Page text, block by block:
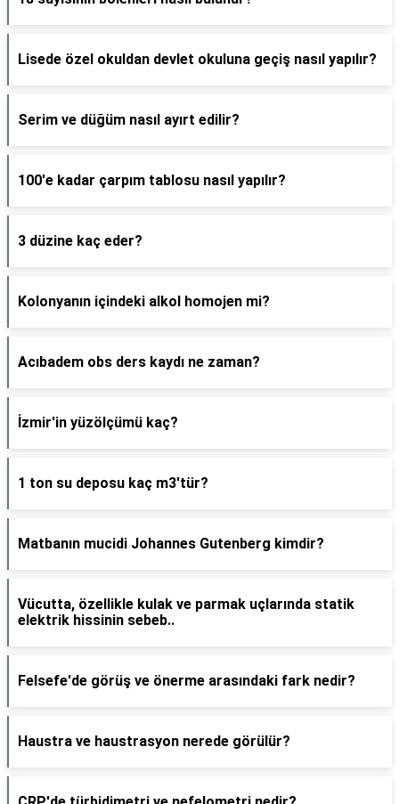
Lisede özel okuldan devlet okuluna geçiş nasıl yapılır?
Serim ve düğüm nasıl ayırt edilir?
100'e kadar çarpım tablosu nasıl yapılır?
3 düzine kaç eder?
Kolonyanın içindeki alkol homojen mi?
Acıbadem obs ders kaydı ne zaman?
İzmir'in yüzölçümü kaç?
1 ton su deposu kaç m3'tür?
Matbanın mucidi Johannes Gutenberg kimdir?
Vücutta, özellikle kulak ve parmak uçlarında statik
elektrik hissinin sebeb..
Felsefe'de görüş ve önerme arasındaki fark nedir?
Haustra ve haustrasyon nerede görülür?